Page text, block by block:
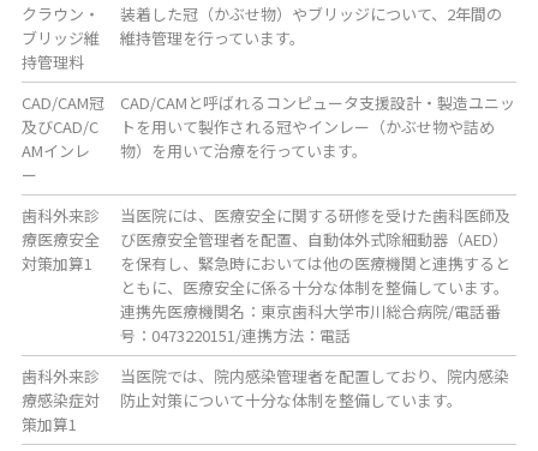
クラウン・
ブリッジ維
持管理料
装着した冠（かぶせ物）やブリッジについて、2年間の
維持管理を行っています。
CAD/CAM冠
及びCAD/C
AMインレ
ー
CAD/CAMと呼ばれるコンピュータ支援設計・製造ユニッ
トを用いて製作される冠やインレー（かぶせ物や詰め
物）を用いて治療を行っています。
歯科外来診
療医療安全
対策加算1
当医院には、医療安全に関する研修を受けた歯科医師及
び医療安全管理者を配置、自動体外式除細動器（AED）
を保有し、緊急時においては他の医療機関と連携すると
ともに、医療安全に係る十分な体制を整備しています。
連携先医療機関名：東京歯科大学市川総合病院/電話番
号：0473220151/連携方法：電話
歯科外来診
療感染症対
策加算1
当医院では、院内感染管理者を配置しており、院内感染
防止対策について十分な体制を整備しています。